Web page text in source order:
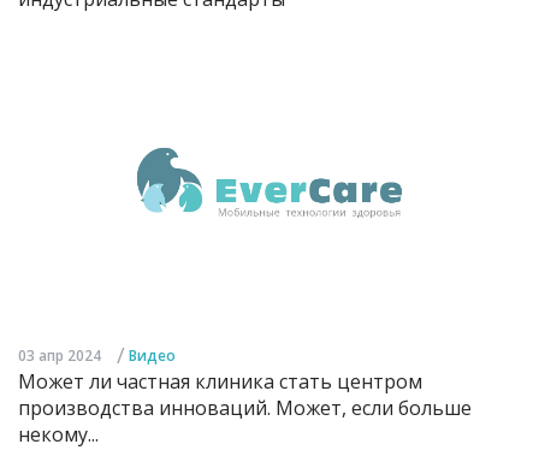
03 апр 2024 / Видео
Может ли частная клиника стать центром
производства инноваций. Может, если больше
некому...